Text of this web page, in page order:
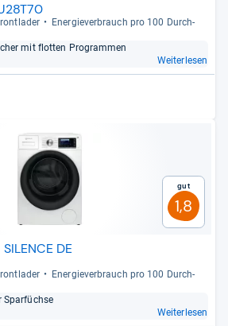
Ener­gie­ver­brauch pro 100 Durch­
mit flot­ten Pro­gram­men
Weiterlesen
Gut
1,8
DE
Ener­gie­ver­brauch pro 100 Durch­
Spar­füchse
Weiterlesen